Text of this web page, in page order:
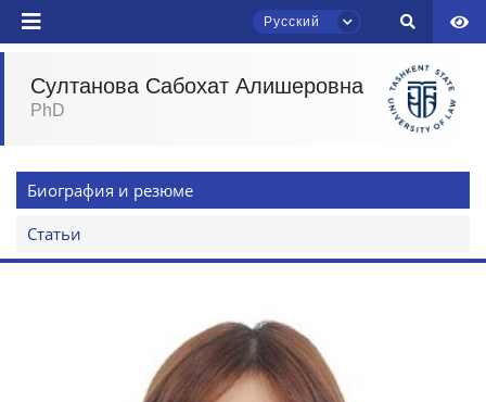
Русский
Почта
отправить
Султанова Сабохат Алишеровна
PhD
Биография и резюме
Статьи
приёмной комиссии ТГЮУ.
Выберите тему — затем появятся
конкретные вопросы: